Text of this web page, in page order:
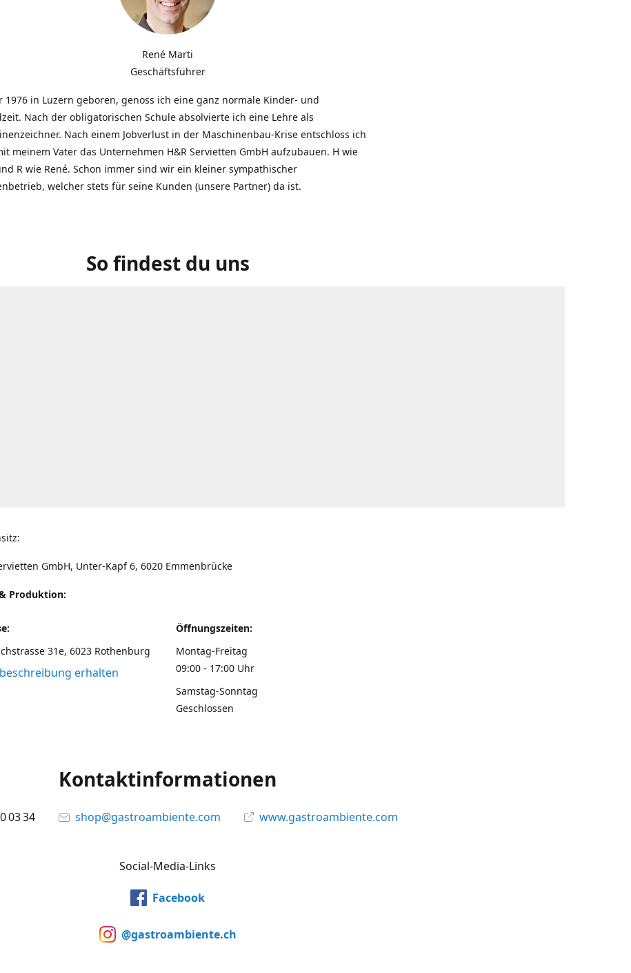
René Marti
Geschäftsführer
1976 in Luzern geboren, genoss ich eine ganz normale Kinder- und
Nach der obligatorischen Schule absolvierte ich eine Lehre als
Nach einem Jobverlust in der Maschinenbau-Krise entschloss ich
meinem Vater das Unternehmen H&R Servietten GmbH aufzubauen. H wie
R wie René. Schon immer sind wir ein kleiner sympathischer
welcher stets für seine Kunden (unsere Partner) da ist.
So findest du uns
GmbH, Unter-Kapf 6, 6020 Emmenbrücke
Produktion:
31e, 6023 Rothenburg
erhalten
Öffnungszeiten:
Montag-Freitag
09:00 - 17:00 Uhr
Samstag-Sonntag
Geschlossen
Kontaktinformationen
03 34 shop@gastroambiente.com www.gastroambiente.com
Social-Media-Links
Facebook
@gastroambiente.ch